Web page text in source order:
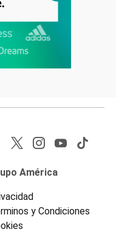
América
y Condiciones